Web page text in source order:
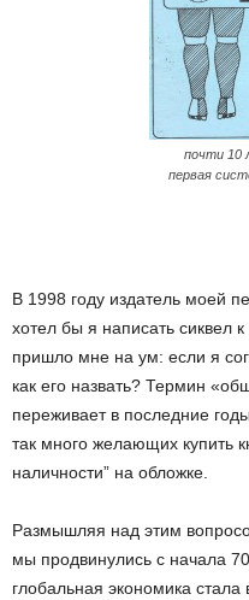
почти 10
первая
В 1998 году издатель моей
хотел бы я написать сиквел
пришло мне на ум: если я
как его назвать? Термин
переживает в последние
так много желающих купить
наличности” на обложке.
Размышляя над этим
мы продвинулись с начала
глобальная экономика